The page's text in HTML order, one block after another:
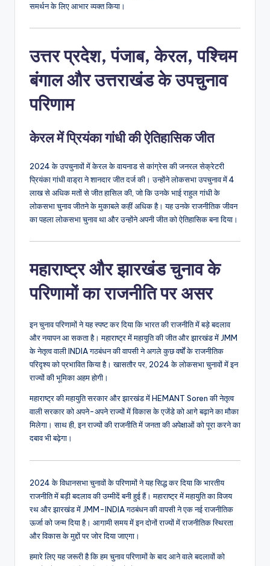
समर्थन के लिए आभार व्यक्त किया।
उत्तर प्रदेश, पंजाब, केरल, पश्चिम
बंगाल और उत्तराखंड के उपचुनाव
परिणाम
केरल में प्रियंका गांधी की ऐतिहासिक जीत
2024 के उपचुनावों में केरल के वायनाड से कांग्रेस की जनरल सेक्रेटरी
प्रियंका गांधी वाड्रा ने शानदार जीत दर्ज की। उन्होंने लोकसभा उपचुनाव में 4
लाख से अधिक मतों से जीत हासिल की, जो कि उनके भाई राहुल गांधी के
लोकसभा चुनाव जीतने के मुकाबले कहीं अधिक है। यह उनके राजनीतिक जीवन
का पहला लोकसभा चुनाव था और उन्होंने अपनी जीत को ऐतिहासिक बना दिया।
महाराष्ट्र और झारखंड चुनाव के
परिणामों का राजनीति पर असर
इन चुनाव परिणामों ने यह स्पष्ट कर दिया कि भारत की राजनीति में बड़े बदलाव
और नयापन आ सकता है। महाराष्ट्र में महायुति की जीत और झारखंड में JMM
के नेतृत्व वाली INDIA गठबंधन की वापसी ने अगले कुछ वर्षों के राजनीतिक
परिदृश्य को प्रभावित किया है। खासतौर पर, 2024 के लोकसभा चुनावों में इन
राज्यों की भूमिका अहम होगी।
महाराष्ट्र की महायुति सरकार और झारखंड में HEMANT Soren की नेतृत्व
वाली सरकार को अपने-अपने राज्यों में विकास के एजेंडे को आगे बढ़ाने का मौका
मिलेगा। साथ ही, इन राज्यों की राजनीति में जनता की अपेक्षाओं को पूरा करने का
दबाव भी बढ़ेगा।
2024 के विधानसभा चुनावों के परिणामों ने यह सिद्ध कर दिया कि भारतीय
राजनीति में बड़ी बदलाव की उम्मीदें बनी हुई हैं। महाराष्ट्र में महायुति का विजय
रथ और झारखंड में JMM-INDIA गठबंधन की वापसी ने एक नई राजनीतिक
ऊर्जा को जन्म दिया है। आगामी समय में इन दोनों राज्यों में राजनीतिक स्थिरता
और विकास के मुद्दों पर जोर दिया जाएगा।
हमारे लिए यह जरूरी है कि हम चुनाव परिणामों के बाद आने वाले बदलावों को